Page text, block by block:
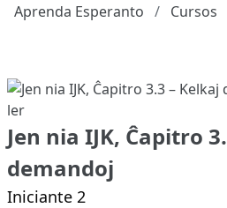
Aprenda Esperanto Cursos
Jen nia IJK, Ĉapitro
demandoj
Iniciante 2